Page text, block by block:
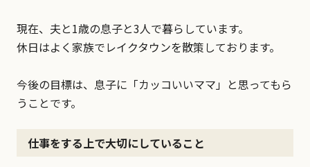
現在、夫と1歳の息子と3人で暮らしています。
休日はよく家族でレイクタウンを散策しております。
今後の目標は、息子に「カッコいいママ」と思ってもら
うことです。
仕事をする上で大切にしていること